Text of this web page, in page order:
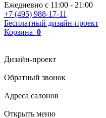
Ежедневно с 11:00 - 21:00
+7 (495) 988-17-11
Бесплатный дизайн-проект
Корзина 0
Дизайн-проект
Обратный звонок
Адреса салонов
Открыть меню